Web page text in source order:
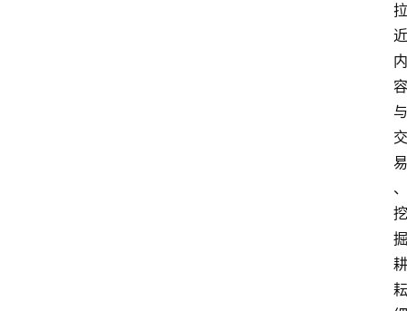
拉
近
内
容
与
交
易
、
挖
掘
耕
耘